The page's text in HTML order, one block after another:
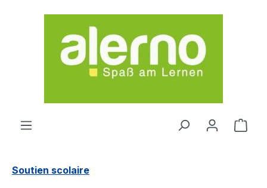
Passer au contenu principal
Le
Soutien scolaire